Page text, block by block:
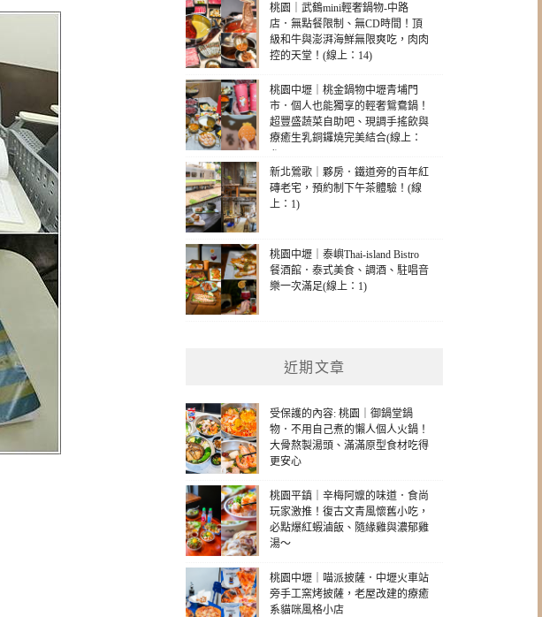
桃園｜武鶴mini輕奢鍋物-中路
店．無點餐限制、無CD時間！頂
級和牛與澎湃海鮮無限爽吃，肉肉
控的天堂！(線上：14)
桃園中壢｜桃金鍋物中壢青埔門
市．個人也能獨享的輕奢鴛鴦鍋！
超豐盛蔬菜自助吧、現調手搖飲與
療癒生乳銅鑼燒完美結合(線上：
4)
新北鶯歌｜夥房．鐵道旁的百年紅
磚老宅，預約制下午茶體驗！(線
上：1)
桃園中壢｜泰嶼Thai-island Bistro
餐酒館．泰式美食、調酒、駐唱音
樂一次滿足(線上：1)
近期文章
受保護的內容: 桃園｜御鍋堂鍋
物．不用自己煮的懶人個人火鍋！
大骨熬製湯頭、滿滿原型食材吃得
更安心
桃園平鎮｜辛梅阿嬤的味道．食尚
玩家激推！復古文青風懷舊小吃，
必點爆紅蝦滷飯、隨緣雞與濃郁雞
湯～
桃園中壢｜喵派披薩．中壢火車站
旁手工窯烤披薩，老屋改建的療癒
系貓咪風格小店